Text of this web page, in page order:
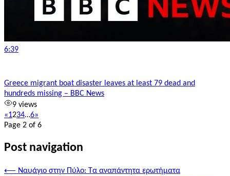
6:39
Greece migrant boat disaster leaves at least 79 dead and
hundreds missing – BBC News
9 views
«1234…6»
Page 2 of 6
Post navigation
⟵ Ναυάγιο στην Πύλο: Τα αναπάντητα ερωτήματα